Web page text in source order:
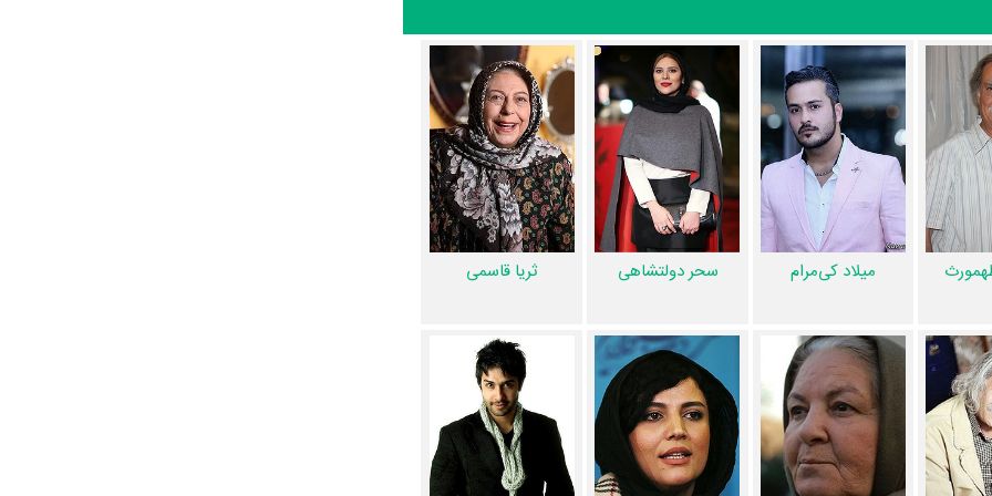
بهتر است بدانید مدیر فیلمبرداری آنفرشاد خالقی،علی محمدزادهوهاشم گرامی
تدوین نابرده رنج را سیاوش کردجانانجام داده است. اگر صدای نابرده رنج
نابرده رنج یعنیامیر پرتوزاده،شهرام متولی‌باشی،علیرضا افخمیوداریوش صادق‌پور
صحنه سریال نابرده رنج را انجام نموده و حسین مجدطراحی لباس سریال نابرده رنج را
هست. طراحی جلوه‌های ویژه بصری سریال نابرده رنج توسط
میلاد گل‌محمدی
محسن روزبهانیوحمیدرضا رسویانانجام شده است.
اول کارگردان سریال نابرده رنج،امین رحمتی،فرزانه نوری کرمانشاهی،فرج حبیبیورسول
مدیر صحنه سریال نابرده رنج، غزل رشیدیمنشی صحنه سریال نابرده رنج و اشاره
منظوم
یک صفحه اختصاصی دارند.
میلاد کی‌مرام سحر دولتشاهی ثریا قاسمی